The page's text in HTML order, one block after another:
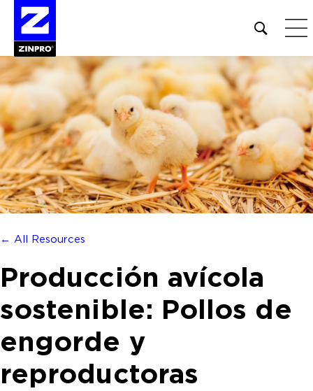
Open
site
search
form
Buscar:
← All Resources
Producción avícola
sostenible: Pollos de
engorde y
reproductoras